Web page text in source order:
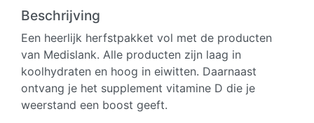
Beschrijving
Een heerlijk herfstpakket vol met de producten
van Medislank. Alle producten zijn laag in
koolhydraten en hoog in eiwitten. Daarnaast
ontvang je het supplement vitamine D die je
weerstand een boost geeft.